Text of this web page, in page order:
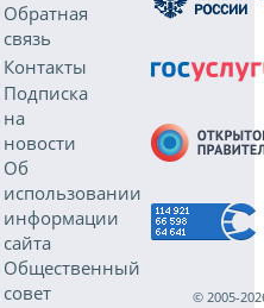
Обратная
связь
Контакты
Подписка
на
новости
Об
использовании
информации
сайта
Общественный
совет
© 2005-